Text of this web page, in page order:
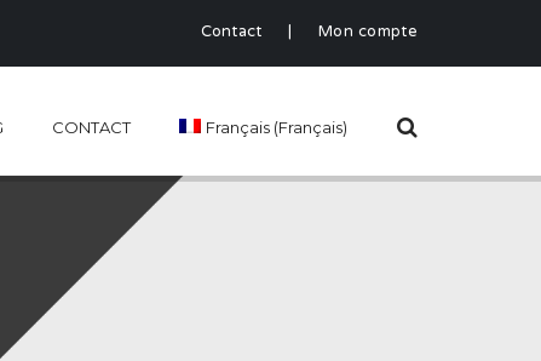
Contact | Mon compte
CONTACT Français (Français)